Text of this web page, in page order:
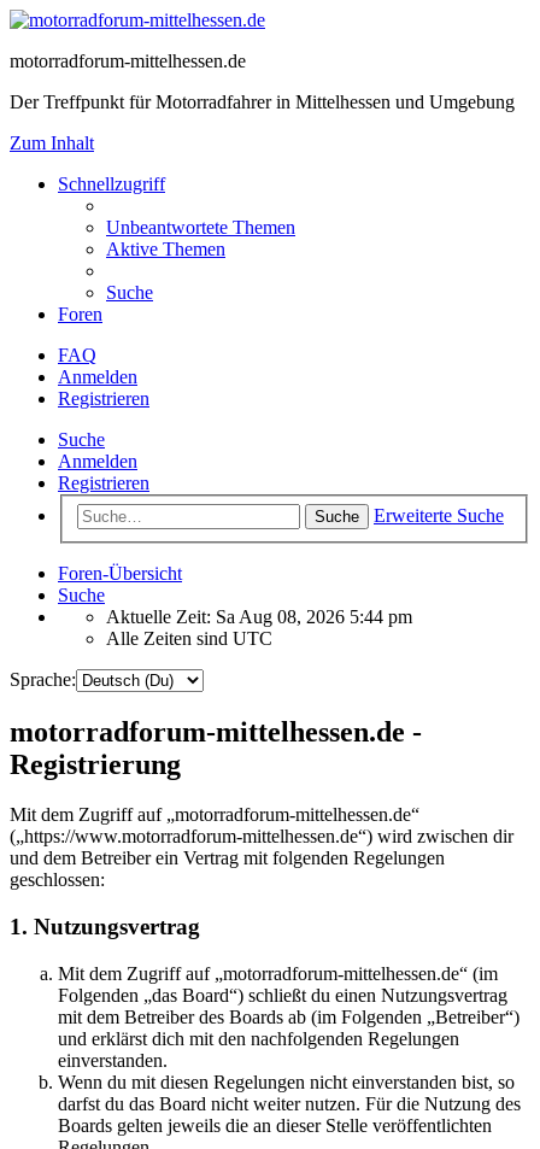
motorradforum-mittelhessen.de
Der Treffpunkt für Motorradfahrer in Mittelhessen und Umgebung
Zum Inhalt
Schnellzugriff
Unbeantwortete Themen
Aktive Themen
Suche
Foren
FAQ
Anmelden
Registrieren
Suche
Anmelden
Registrieren
Suche Erweiterte Suche
Foren-Übersicht
Suche
Aktuelle Zeit: Sa Aug 08, 2026 5:44 pm
Alle Zeiten sind UTC
Sprache:
motorradforum-mittelhessen.de -
Registrierung
Mit dem Zugriff auf „motorradforum-mittelhessen.de“
(„https://www.motorradforum-mittelhessen.de“) wird zwischen dir
und dem Betreiber ein Vertrag mit folgenden Regelungen
geschlossen:
1. Nutzungsvertrag
Mit dem Zugriff auf „motorradforum-mittelhessen.de“ (im
Folgenden „das Board“) schließt du einen Nutzungsvertrag
mit dem Betreiber des Boards ab (im Folgenden „Betreiber“)
und erklärst dich mit den nachfolgenden Regelungen
einverstanden.
Wenn du mit diesen Regelungen nicht einverstanden bist, so
darfst du das Board nicht weiter nutzen. Für die Nutzung des
Boards gelten jeweils die an dieser Stelle veröffentlichten